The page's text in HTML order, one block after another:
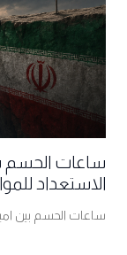
ساعات الحسم
الاستعداد
ساعات الحسم بين